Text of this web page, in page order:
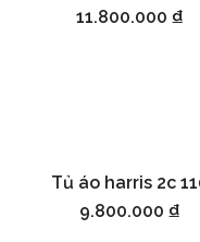
11.800.000 ₫
Thêm vào giỏ hàng
Tủ áo harris 2c
9.800.000 ₫